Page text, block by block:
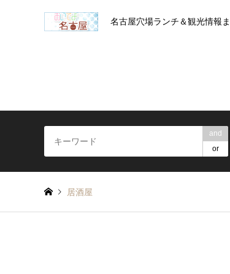
名古屋穴場ランチ＆観光情報
and
or
居酒屋